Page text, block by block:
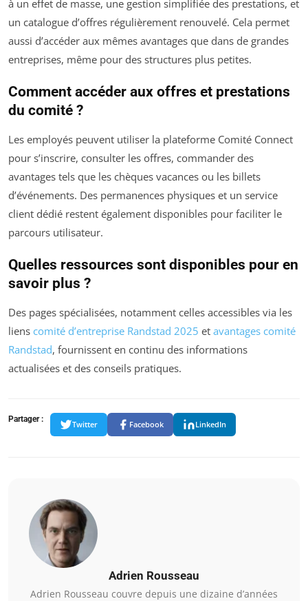
à un effet de masse, une gestion simplifiée des prestations, et
un catalogue d’offres régulièrement renouvelé. Cela permet
aussi d’accéder aux mêmes avantages que dans de grandes
entreprises, même pour des structures plus petites.
Comment accéder aux offres et prestations
du comité ?
Les employés peuvent utiliser la plateforme Comité Connect
pour s’inscrire, consulter les offres, commander des
avantages tels que les chèques vacances ou les billets
d’événements. Des permanences physiques et un service
client dédié restent également disponibles pour faciliter le
parcours utilisateur.
Quelles ressources sont disponibles pour en
savoir plus ?
Des pages spécialisées, notamment celles accessibles via les
liens comité d’entreprise Randstad 2025 et avantages comité
Randstad, fournissent en continu des informations
actualisées et des conseils pratiques.
Partager :
Twitter Facebook LinkedIn
Adrien Rousseau
Adrien Rousseau couvre depuis une dizaine d’années